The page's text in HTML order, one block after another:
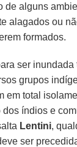
de alguns
alagados ou
formados.
ser
grupos
em total
dos índios e
Lentini,
ser